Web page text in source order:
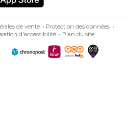
de vente
Protection des données
d'accessibilité Plan du site